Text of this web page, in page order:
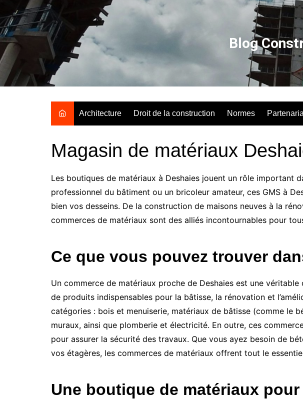
au
contenu
Blog
Architecture Droit de la construction Normes
Magasin de matériaux
Les boutiques de matériaux à Deshaies jouent un rôle important
professionnel du bâtiment ou un bricoleur amateur, ces GMS à
bien vos desseins. De la construction de maisons neuves à la
commerces de matériaux sont des alliés incontournables pour
Ce que vous pouvez trouver
Un commerce de matériaux proche de Deshaies est une
de produits indispensables pour la bâtisse, la rénovation et
catégories : bois et menuiserie, matériaux de bâtisse (comme le
muraux, ainsi que plomberie et électricité. En outre, ces
pour assurer la sécurité des travaux. Que vous ayez besoin de
vos étagères, les commerces de matériaux offrent tout le
Une boutique de matériaux